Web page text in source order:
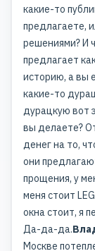
какие-то
предлагаете,
решениями? И
предлагает
историю, а вы
какие-то
дурацкую вот
вы делаете?
денег на то,
они
прощения, у
меня стоит
окна стоит, я
Да-да-да.
Москве